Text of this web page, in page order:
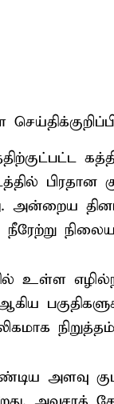
பிரதான
அன்றைய
அளவு